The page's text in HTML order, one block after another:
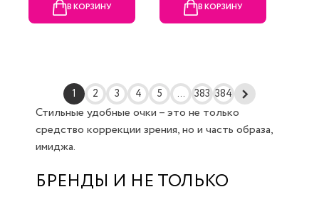
В КОРЗИНУ В КОРЗИНУ
1 2 3 4 5 ... 383 384
Стильные удобные очки – это не только
средство коррекции зрения, но и часть образа,
имиджа.
БРЕНДЫ И НЕ ТОЛЬКО